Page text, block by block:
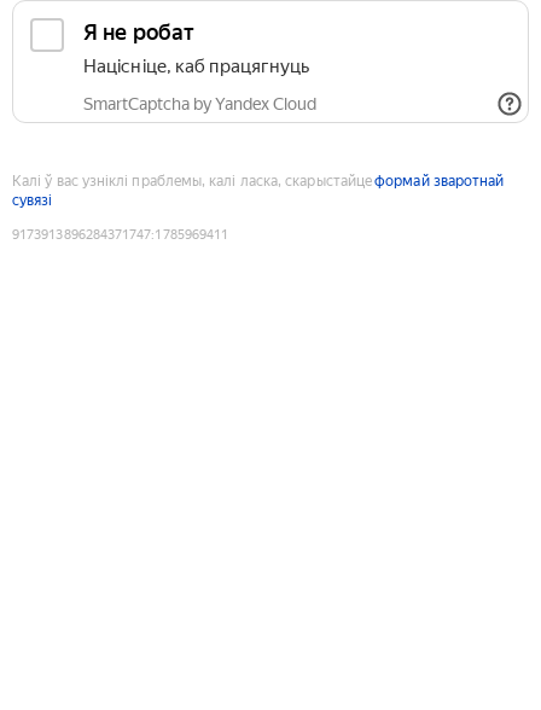
Я не робат
Націсніце, каб працягнуць
SmartCaptcha by Yandex Cloud
Калі ў вас узніклі праблемы, калі ласка, скарыстайцеформай зваротнай
сувязі
9173913896284371747:1785969411